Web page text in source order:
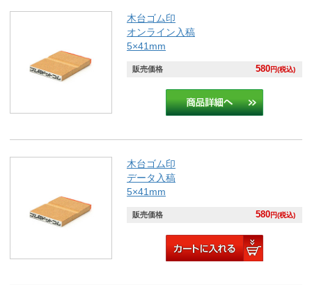
木台ゴム印
オンライン入稿
5×41mm
販売価格 580円(税込)
木台ゴム印
データ入稿
5×41mm
販売価格 580円(税込)